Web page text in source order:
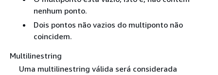
nenhum ponto.
Dois pontos não vazios do multiponto não
coincidem.
Multilinestring
Uma multilinestring válida será considerada